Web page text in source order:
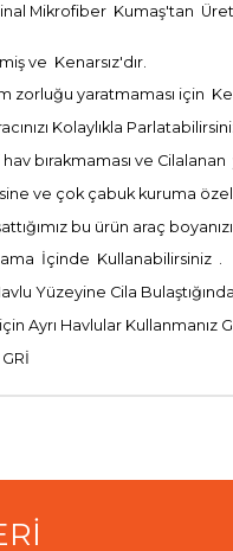
Mikrofiber Kumaş'tan
ve Kenarsız'dır.
zorluğu yaratmaması için
Kolaylıkla
bırakmaması ve
ve çok çabuk kuruma
bu ürün araç
İçinde Kullanabilirsiniz .
Yüzeyine Cila
Ayrı Havlular Kullanmanız